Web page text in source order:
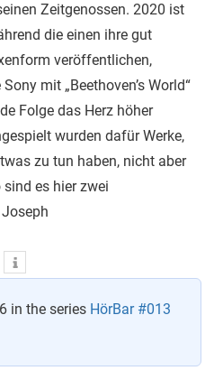
Zeitgenossen. 2020 ist
die einen ihre gut
veröffentlichen,
mit „Beethoven’s World“
Folge das Herz höher
wurden dafür Werke,
zu tun haben, nicht aber
es hier zwei
in the series HörBar #013